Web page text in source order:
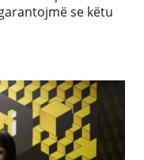
se këtu